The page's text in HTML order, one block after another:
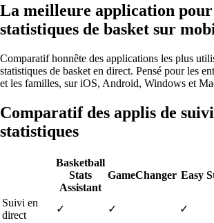
La meilleure application
statistiques de basket sur
Comparatif honnête des applications les plus
statistiques de basket en direct. Pensé pour les
et les familles, sur iOS, Android, Windows et
Comparatif des applis de
statistiques
Basketball
Stats
Assistant
GameChanger Easy
Suivi en
direct
✓ ✓ ✓